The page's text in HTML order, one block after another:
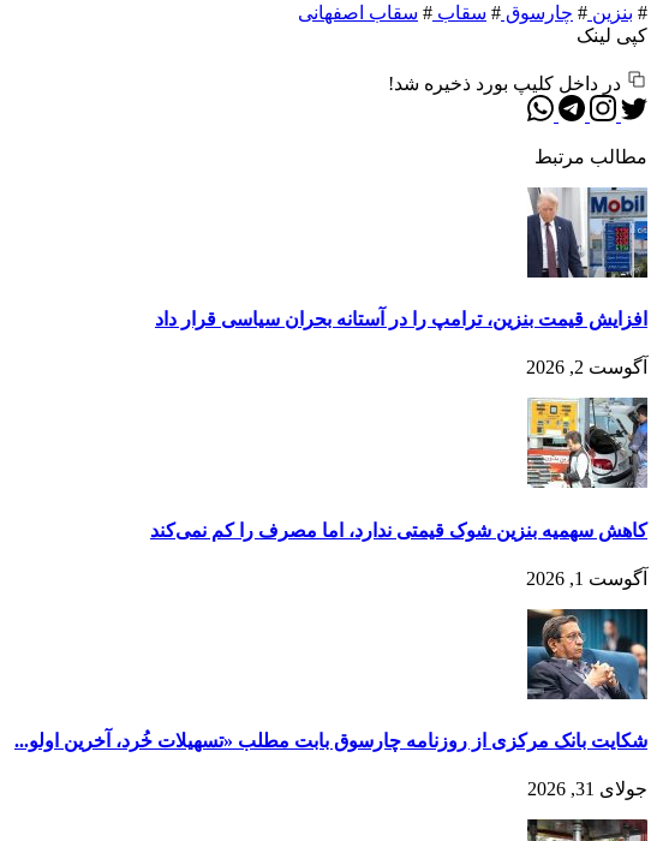
# بنزین # چارسوق # سقاب # سقاب اصفهانی
کپی لینک
در داخل کلیپ بورد ذخیره شد!
مطالب مرتبط
افزایش قیمت بنزین، ترامپ را در آستانه بحران سیاسی قرار داد
آگوست 2, 2026
کاهش سهمیه بنزین شوک قیمتی ندارد، اما مصرف را کم نمی‌کند
آگوست 1, 2026
شکایت بانک مرکزی از روزنامه چارسوق بابت مطلب «تسهیلات خُرد، آخر‌‌ین اولو...
جولای 31, 2026